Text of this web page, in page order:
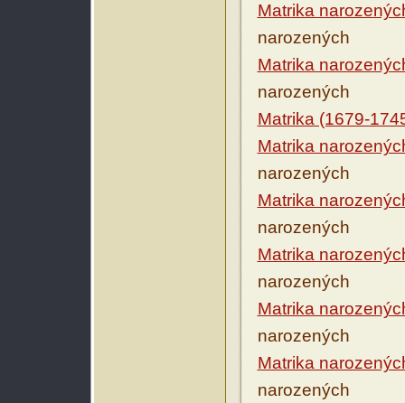
Matrika
narozených
Matrika
narozených
Matrika (1679-
Matrika
narozených
Matrika
narozených
Matrika
narozených
Matrika
narozených
Matrika
narozených